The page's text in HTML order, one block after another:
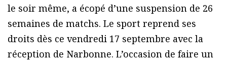
le soir même, a écopé d’une suspension de 26
semaines de matchs. Le sport reprend ses
droits dès ce vendredi 17 septembre avec la
réception de Narbonne. L’occasion de faire un